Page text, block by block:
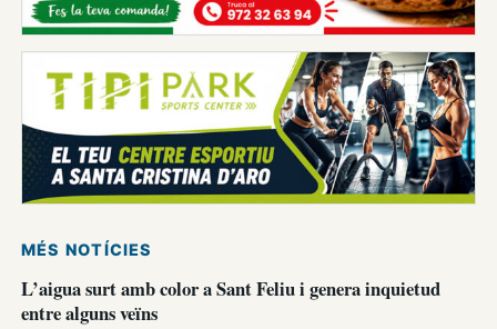
MÉS NOTÍCIES
L’aigua surt amb color a Sant Feliu i genera inquietud
entre alguns veïns